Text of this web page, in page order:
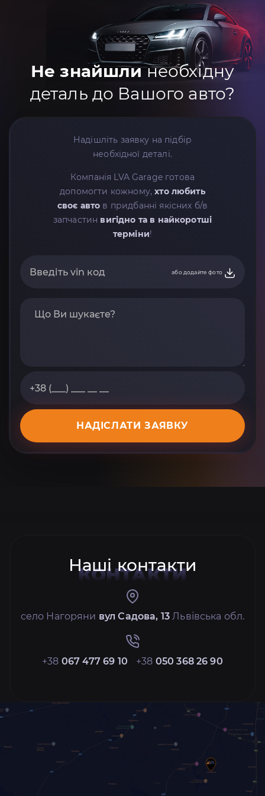
Не знайшлинеобхідну
деталь до Вашого авто?
Надішліть заявку на підбір
необхідної деталі.
Компанія LVA Garage готова
допомогти кожному,хто любить
своє авто в придбанні якісних б/в
запчастин вигідно та в найкоротші
терміни!
або додайте фото
НАДІСЛАТИ ЗАЯВКУ
Наші контакти
КОНТАКТИ
село Нагоряни вул Садова, 13 Львівська обл.
+38 067 477 69 10 +38 050 368 26 90